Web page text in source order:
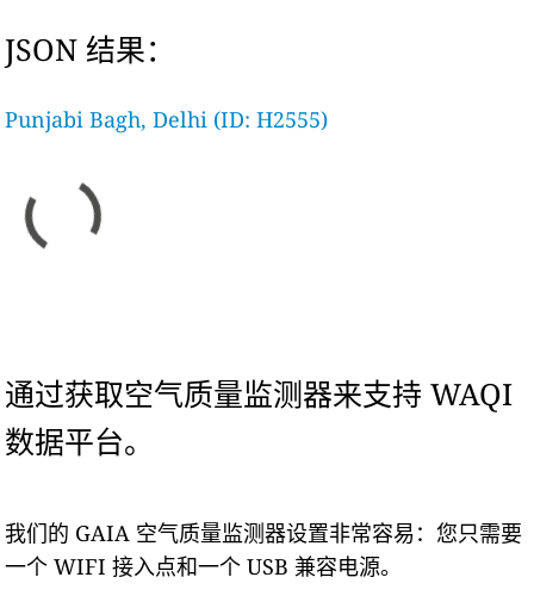
JSON 结果：
Punjabi Bagh, Delhi (ID: H2555)
通过获取空气质量监测器来支持 WAQI
数据平台。
我们的 GAIA 空气质量监测器设置非常容易：您只需要
一个 WIFI 接入点和一个 USB 兼容电源。